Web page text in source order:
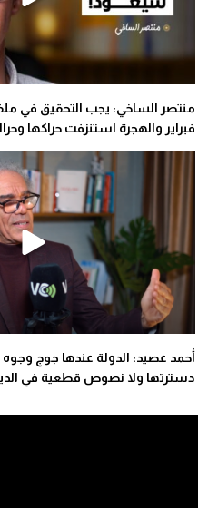
فبراير والهجرة استنزفت حراكها
أحمد عصيد: الدولة عندها جوج وجوه
دسترتها ولا نصوص قطعية في